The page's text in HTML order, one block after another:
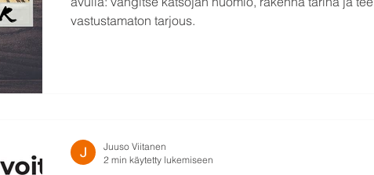
vastustamaton tarjous.
Juuso Viitanen
2 min käytetty lukemiseen